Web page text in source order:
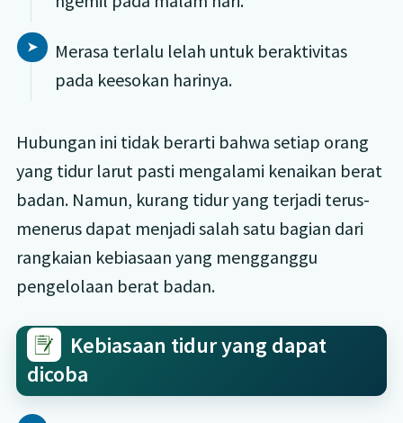
Merasa terlalu lelah untuk beraktivitas
pada keesokan harinya.
Hubungan ini tidak berarti bahwa setiap orang
yang tidur larut pasti mengalami kenaikan berat
badan. Namun, kurang tidur yang terjadi terus-
menerus dapat menjadi salah satu bagian dari
rangkaian kebiasaan yang mengganggu
pengelolaan berat badan.
Kebiasaan tidur yang dapat
dicoba